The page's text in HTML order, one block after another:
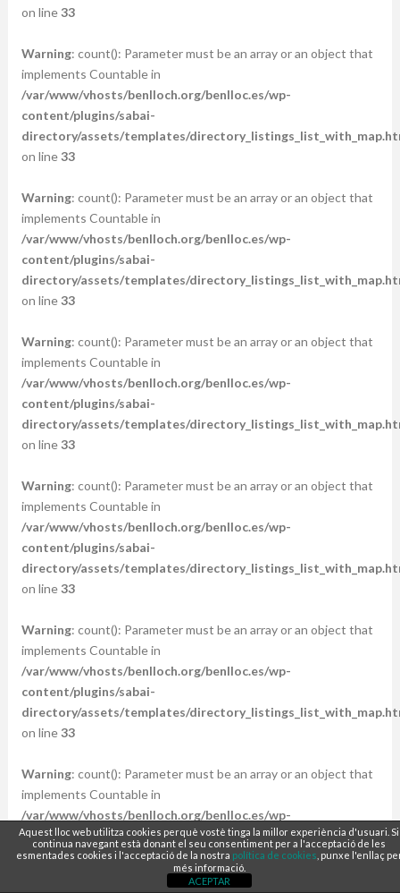
on line33
Warning: count(): Parameter must be an array or an object that
implements Countable in
/var/www/vhosts/benlloch.org/benlloc.es/wp-
content/plugins/sabai-
directory/assets/templates/
on line33
Warning: count(): Parameter must be an array or an object that
implements Countable in
/var/www/vhosts/benlloch.org/benlloc.es/wp-
content/plugins/sabai-
directory/assets/templates/
on line33
Warning: count(): Parameter must be an array or an object that
implements Countable in
/var/www/vhosts/benlloch.org/benlloc.es/wp-
content/plugins/sabai-
directory/assets/templates/
on line33
Warning: count(): Parameter must be an array or an object that
implements Countable in
/var/www/vhosts/benlloch.org/benlloc.es/wp-
content/plugins/sabai-
directory/assets/templates/
on line33
Warning: count(): Parameter must be an array or an object that
implements Countable in
/var/www/vhosts/benlloch.org/benlloc.es/wp-
content/plugins/sabai-
directory/assets/templates/
on line33
Warning: count(): Parameter must be an array or an object that
implements Countable in
/var/www/vhosts/benlloch.org/benlloc.es/wp-
content/plugins/sabai-
directory/assets/templates/
Aquest lloc web utilitza cookies perquè vostè tinga la millor experiència d'usuari. Si
continua navegant està donant el seu consentiment per a l'acceptació de les
esmentades cookies i l'acceptació de la nostra política de cookies , punxe l'enllaç
més informació.
ACEPTAR